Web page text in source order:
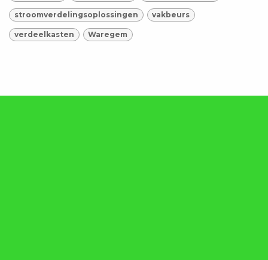
stroomverdelingsoplossingen vakbeurs
verdeelkasten Waregem